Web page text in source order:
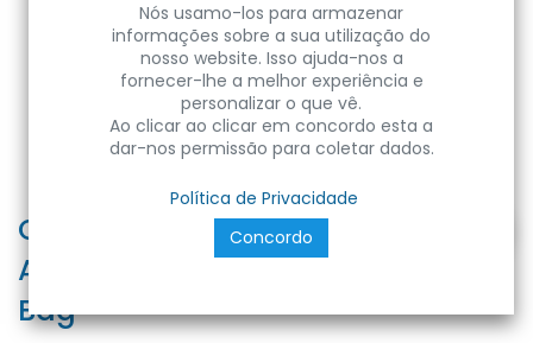
CONNETTORE BINARY
ADATTATORE BIANCO - Plastic
Bag
Nós usamo-los para armazenar
informações sobre a sua utilização do
nosso website. Isso ajuda-nos a
fornecer-lhe a melhor experiência e
personalizar o que vê.
Ao clicar ao clicar em concordo esta a
dar-nos permissão para coletar dados.
Política de Privacidade
Concordo